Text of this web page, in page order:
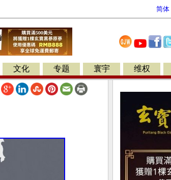
简体
文化 专题 寰宇 维权